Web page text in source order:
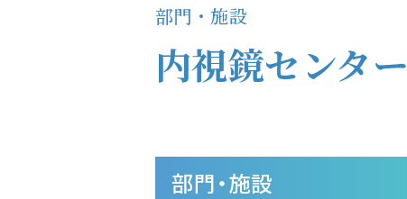
部門・施設
内視鏡センター
部門・施設